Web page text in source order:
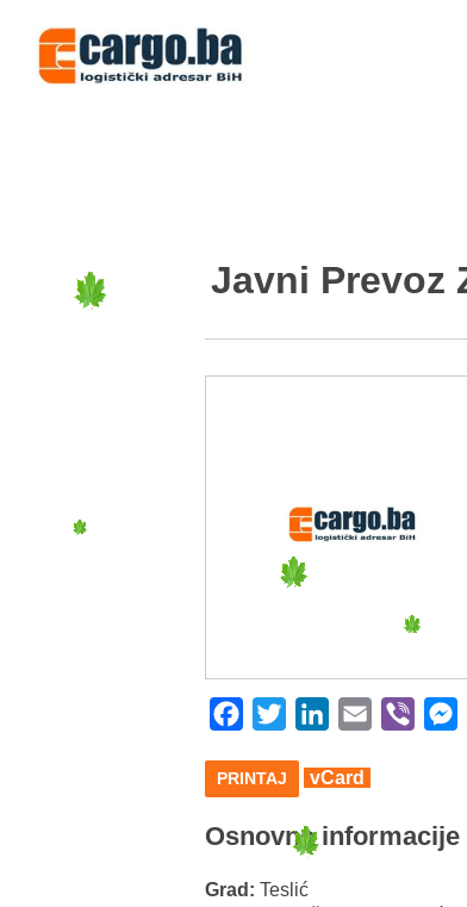
Javni Prevoz
Facebook
Twitter LinkedIn
Email Viber
PRINTAJ vCard
Osnovne
Grad: Teslić